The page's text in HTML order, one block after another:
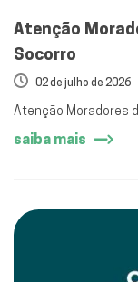
Atenção
Socorro
02 de julho de 2026
Atenção Moradores
saiba mais